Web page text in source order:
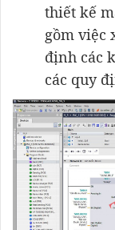
thiết kế
gồm việc
định các
các quy